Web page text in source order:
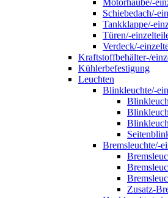
Motorhaube/-
Schiebedach/-
Tankklappe/-
Türen/-
Verdeck/-
Kraftstoffbehälter-/
Kühlerbefestigung
Leuchten
Blinkleuchte/-
Bremsleuchte/-
Zusatz-